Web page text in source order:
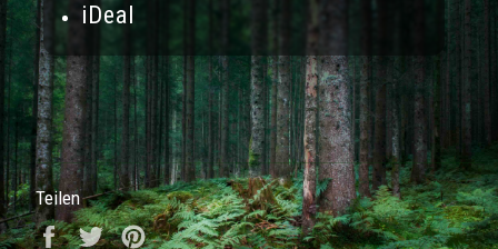
iDeal
Teilen
Auf Facebook teilen
Auf Twitter twittern
Auf Pinterest pinnen